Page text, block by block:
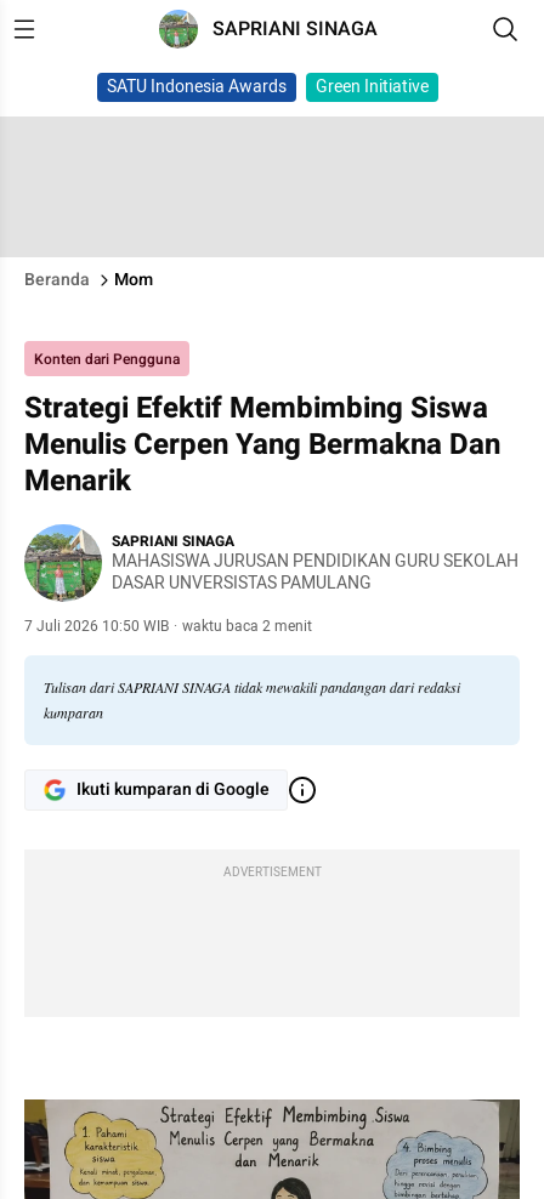
SAPRIANI SINAGA
SATU Indonesia Awards Green Initiative
Beranda Mom
Konten dari Pengguna
Strategi Efektif Membimbing Siswa
Menulis Cerpen Yang Bermakna Dan
Menarik
SAPRIANI SINAGA
MAHASISWA JURUSAN PENDIDIKAN GURU SEKOLAH
DASAR UNVERSISTAS PAMULANG
7 Juli 2026 10:50 WIB · waktu baca 2 menit
Tulisan dari SAPRIANI SINAGA tidak mewakili pandangan dari redaksi
kumparan
Ikuti kumparan di Google
ADVERTISEMENT